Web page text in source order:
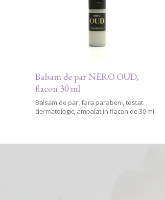
Balsam de par NERO OUD,
flacon 30 ml
Balsam de par, fara parabeni, testat
dermatologic, ambalat in flacon de 30 ml